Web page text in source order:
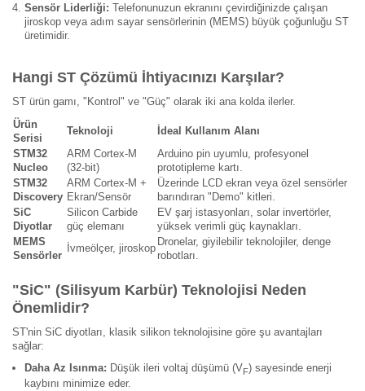
Sensör Liderliği: Telefonunuzun ekranını çevirdiğinizde çalışan
jiroskop veya adım sayar sensörlerinin (MEMS) büyük çoğunluğu ST
üretimidir.
Hangi ST Çözümü İhtiyacınızı Karşılar?
ST ürün gamı, "Kontrol" ve "Güç" olarak iki ana kolda ilerler.
Ürün
Serisi
Teknoloji
İdeal Kullanım Alanı
STM32
Nucleo
ARM Cortex-M
(32-bit)
Arduino pin uyumlu, profesyonel
prototipleme kartı.
STM32
Discovery
ARM Cortex-M +
Ekran/Sensör
Üzerinde LCD ekran veya özel sensörler
barındıran "Demo" kitleri.
SiC
Diyotlar
Silicon Carbide
güç elemanı
EV şarj istasyonları, solar invertörler,
yüksek verimli güç kaynakları.
MEMS
Sensörler
İvmeölçer, jiroskop
Dronelar, giyilebilir teknolojiler, denge
robotları.
"SiC" (Silisyum Karbür) Teknolojisi Neden
Önemlidir?
ST'nin SiC diyotları, klasik silikon teknolojisine göre şu avantajları
sağlar:
Daha Az Isınma: Düşük ileri voltaj düşümü (VF) sayesinde enerji
kaybını minimize eder.